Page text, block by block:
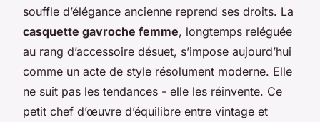
souffle d’élégance ancienne reprend ses droits. La
casquette gavroche femme, longtemps reléguée
au rang d’accessoire désuet, s’impose aujourd’hui
comme un acte de style résolument moderne. Elle
ne suit pas les tendances - elle les réinvente. Ce
petit chef d’œuvre d’équilibre entre vintage et